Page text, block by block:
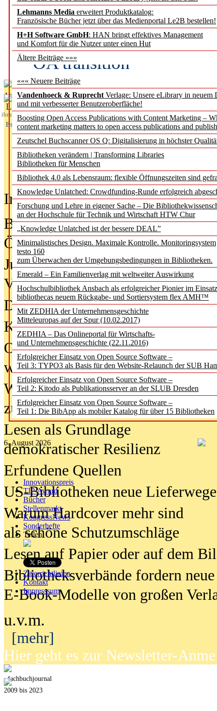
Lehmanns Media erweitert Produktkatalog:
Französische Bücher jetzt über das Medienportal Le2B bestellen!
H+H Software GmbH: HAN bringt effektives Management
und Komfort für die Nutzer unter einen Hut
Ältere Beiträge »»»
««« Neuere Beiträge
Vandenhoeck & Ruprecht Verlage: Unsere eLibrary in neuem
und mit verbesserter Benutzeroberfläche!
Boosting Open Access Publications with Content Marketing –
content marketing matters to open access publications and
Zeutschel Buchscanner OS Q: Digitalisierung in höchster
Bibliotheken verändern | Transforming Libraries
Bibliotheken für Menschen
Bibliothek 4.0 als Lebensraum: flexible Öffnungszeiten sind
Knowledge Unlatched: Crowdfunding-Runde erfolgreich
Forschung und Lehre in eigener Sache – Die
an der Hochschule für Technik und Wirtschaft HTW Chur
„Knowledge Unlatched ist der bessere DEAL”
Minimalistisches Design. Maximale Kontrolle. Monitoringsystem
testo 160
zum Überwachen der Umgebungsbedingungen in Bibliotheken.
Emerald – Ein Familienverlag mit weltweiter Auswirkung
Hochschulbibliothek Ansbach als erfolgreicher Pionier im
bibliothecas neuem Rückgabe- und Sortiersystem flex AMH™
Mit ZEDHIA der Unternehmensgeschichte
Mitteleuropas auf der Spur (10.02.2017)
ZEDHIA – Das Onlineportal für Wirtschafts-
und Unternehmensgeschichte (22.11.2016)
Erfolgreicher Einsatz von Open Source Software –
Teil 3: TYPO3 als Basis für den Website-Relaunch der SUB
Erfolgreicher Einsatz von Open Source Software –
Teil 2: Kitodo als Publikationsserver an der SLUB Dresden
Erfolgreicher Einsatz von Open Source Software –
Teil 1: Die BibApp als mobiler Katalog für über 15 Bibliotheken
6. August 2026
Innovationspreis
TIP Award
Bücher
Stellenmarkt
KongressNews
Sonderhefte
Teilen
Zitierrichtlinien
Kontakt
Impresssum
Fifth Open Access
transformative
OA transition
Aktuelles aus
L
ibrary
Essentials
In der Ausgabe05/2026(Juni/Juli
Bürgerforum fordert mehr
Öffentlichkeit
Jugendliche wollen besseren
Verbote
Digitale Langzeit­archi­vierung
KI-Chatbots werden Teil der
Offene Infrastrukturen für
wissenschaftliche
Warum die Debatte über KI-Texte
zu kurz greift
Lesen als Grundlage
demokratischer Resilienz
Erfundene Quellen
US-Bibliotheken neue Lieferwege
Warum Hardcover mehr sind
als schöne Schutzumschläge
Lesen auf Papier oder auf dem
Bibliotheksverbände fordern neue
E-Book-Modelle von großen
u.v.m.
[mehr]
Hier geht es zur Newsletter-
fachbuchjournal
2009 bis 2023